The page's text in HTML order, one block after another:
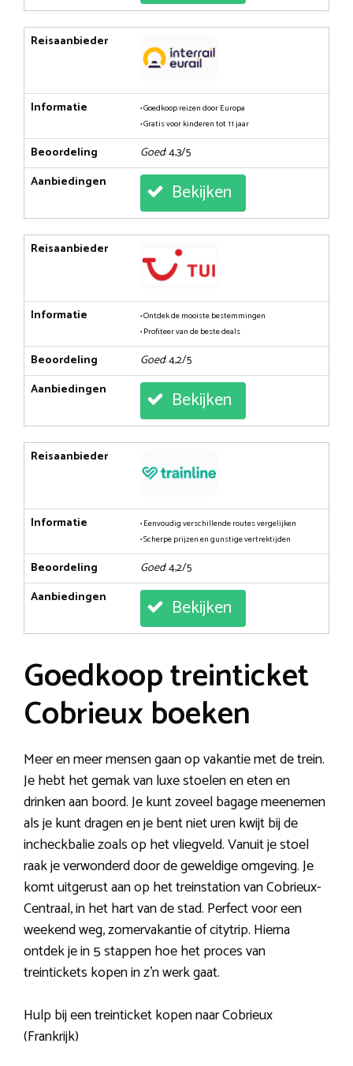
Reisaanbieder
Informatie
• Goedkoop reizen door Europa
• Gratis voor kinderen tot 11 jaar
Beoordeling Goed: 4,3/5
Aanbiedingen
Bekijken
Reisaanbieder
Informatie
• Ontdek de mooiste bestemmingen
• Profiteer van de beste deals
Beoordeling Goed: 4,2/5
Aanbiedingen
Bekijken
Reisaanbieder
Informatie
• Eenvoudig verschillende routes vergelijken
• Scherpe prijzen en gunstige vertrektijden
Beoordeling Goed: 4,2/5
Aanbiedingen
Bekijken
Goedkoop treinticket
Cobrieux boeken
Meer en meer mensen gaan op vakantie met de trein.
Je hebt het gemak van luxe stoelen en eten en
drinken aan boord. Je kunt zoveel bagage meenemen
als je kunt dragen en je bent niet uren kwijt bij de
incheckbalie zoals op het vliegveld. Vanuit je stoel
raak je verwonderd door de geweldige omgeving. Je
komt uitgerust aan op het treinstation van Cobrieux-
Centraal, in het hart van de stad. Perfect voor een
weekend weg, zomervakantie of citytrip. Hierna
ontdek je in 5 stappen hoe het proces van
treintickets kopen in z’n werk gaat.
Hulp bij een treinticket kopen naar Cobrieux
(Frankrijk)